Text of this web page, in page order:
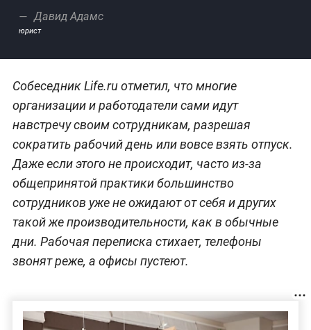
Давид Адамс
юрист
Собеседник Life.ru отметил, что многие
организации и работодатели сами идут
навстречу своим сотрудникам, разрешая
сократить рабочий день или вовсе взять отпуск.
Даже если этого не происходит, часто из-за
общепринятой практики большинство
сотрудников уже не ожидают от себя и других
такой же производительности, как в обычные
дни. Рабочая переписка стихает, телефоны
звонят реже, а офисы пустеют.